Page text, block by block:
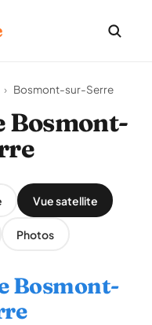
› Bosmont-sur-Serre
Bosmont-
Vue satellite
Photos
Bosmont-